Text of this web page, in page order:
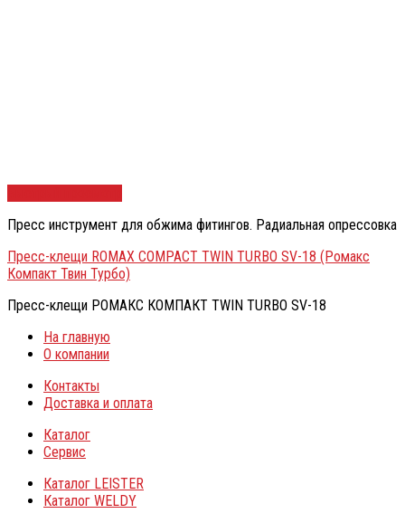
Пресс инструмент для обжима фитингов. Радиальная опрессовка
Пресс-клещи ROMAX COMPACT TWIN TURBO SV-18 (Ромакс
Компакт Твин Турбо)
Пресс-клещи РОМАКС КОМПАКТ TWIN TURBO SV-18
На главную
О компании
Контакты
Доставка и оплата
Каталог
Сервис
Каталог LEISTER
Каталог WELDY